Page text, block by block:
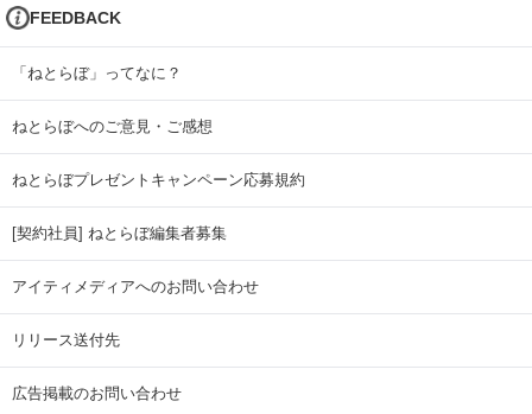
FEEDBACK
「ねとらぼ」ってなに？
ねとらぼへのご意見・ご感想
ねとらぼプレゼントキャンペーン応募規約
[契約社員] ねとらぼ編集者募集
アイティメディアへのお問い合わせ
リリース送付先
広告掲載のお問い合わせ